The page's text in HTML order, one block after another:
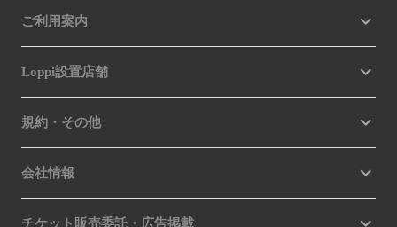
ご利用案内
Loppi設置店舗
規約・その他
会社情報
チケット販売委託・広告掲載